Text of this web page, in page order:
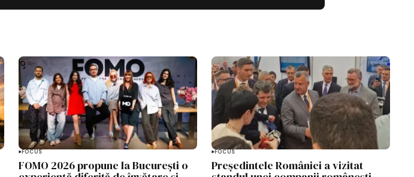
FOCUS
FOMO 2026 propune la București o
FOCUS
Președintele României a vizitat